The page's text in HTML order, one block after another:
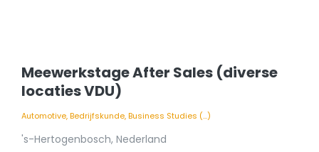
Meewerkstage After Sales (diverse
locaties VDU)
Automotive, Bedrijfskunde, Business Studies (...)
's-Hertogenbosch, Nederland